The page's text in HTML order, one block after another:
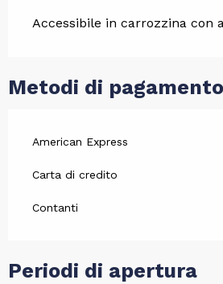
Accessibile in carrozzina con
Metodi di pagamento
American Express
Carta di credito
Contanti
Periodi di apertura